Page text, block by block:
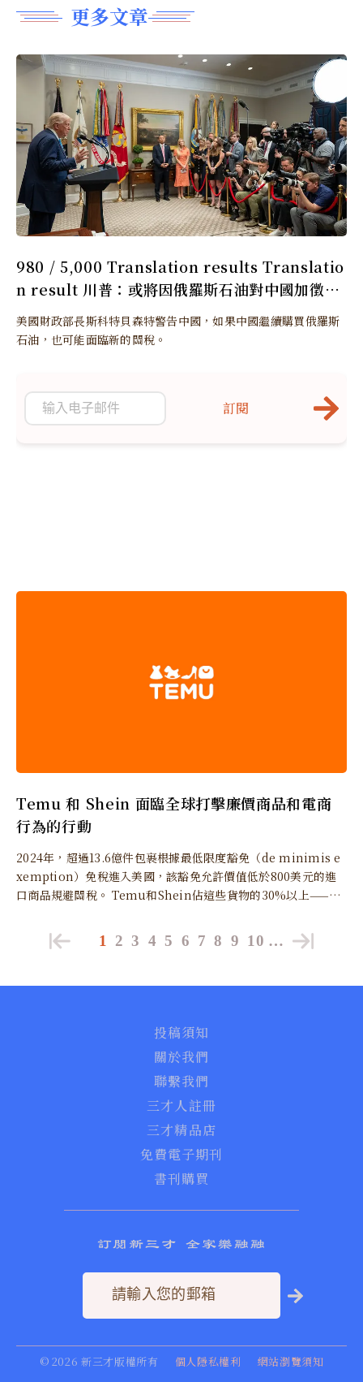
更多文章
980 / 5,000 Translation results Translatio
n result 川普：或將因俄羅斯石油對中國加徵更
多關稅
美國財政部長斯科特貝森特警告中國，如果中國繼續購買俄羅斯
石油，也可能面臨新的關稅。
Temu 和 Shein 面臨全球打擊廉價商品和電商
行為的行動
2024年，超過13.6億件包裹根據最低限度豁免（de minimis e
xemption）免稅進入美國，該豁免允許價值低於800美元的進
口商品規避關稅。 Temu和Shein佔這些貨物的30%以上——約
訂閱
1 2 3 4 5 6 7 8 9 10 …
投稿須知
關於我們
聯繫我們
三才人註冊
三才精品店
免費電子期刊
書刊購買
訂閱新三才 全家樂融融
© 2026 新三才版權所有 個人隱私權利 網站瀏覽須知